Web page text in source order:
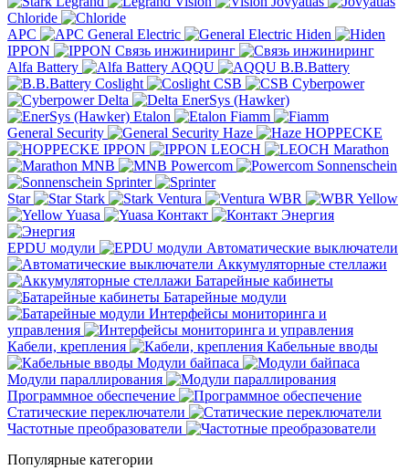
Chloride
APC
General Electric
Hiden
IPPON
Связь инжиниринг
Alfa Battery
AQQU
B.B.Battery
Coslight
CSB
Cyberpower
Delta
EnerSys (Hawker)
Etalon
Fiamm
General Security
Haze
HOPPECKE
IPPON
LEOCH
Marathon
MNB
Powercom
Sonnenschein
Sprinter
Star
Stark Ventura WBR
Yellow
Yuasa
Контакт Энергия
EPDU модули
Автоматические выключатели
Аккумуляторные стеллажи
Батарейные кабинеты
Батарейные модули
Интерфейсы мониторинга и
управления
Кабели, крепления
Кабельные вводы
Модули байпаса
Модули параллирования
Программное обеспечение
Статические переключатели
Частотные преобразователи
Популярные категории